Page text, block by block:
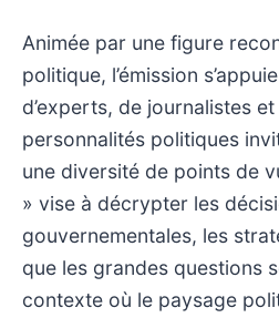
Animée par une figure
politique, l’émission
d’experts, de journalistes
personnalités politiques
une diversité de points de
» vise à décrypter les
gouvernementales, les
que les grandes questions
contexte où le paysage